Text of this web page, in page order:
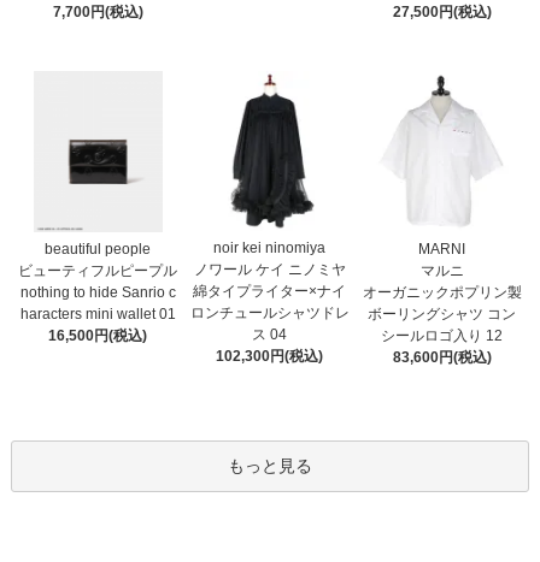
7,700円(税込)
27,500円(税込)
beautiful people
ビューティフルピープル
nothing to hide Sanrio c
haracters mini wallet⁠ 01
16,500円(税込)
noir kei ninomiya
ノワール ケイ ニノミヤ
綿タイプライター×ナイ
ロンチュールシャツドレ
ス 04
102,300円(税込)
MARNI
マルニ
オーガニックポプリン製
ボーリングシャツ コン
シールロゴ入り 12
83,600円(税込)
もっと見る